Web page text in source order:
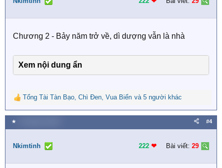
n
:Chương 2 - Bảy năm trở về, dì dượng vẫn là nhà
Xem nội dung ẩn
R
e
a
c
i
n
Tổng Tài Tàn Bạo, Chì Đen, Vua Biển và 5 người khác
★ #4
Nkimtinh 222 ❤︎ Bài viết: 29